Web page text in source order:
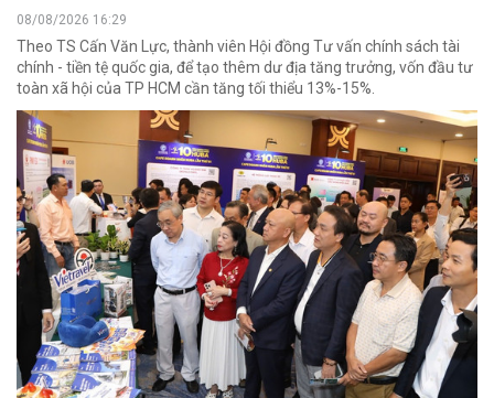
08/08/2026 16:29
Theo TS Cấn Văn Lực, thành viên Hội đồng Tư vấn chính sách tài
chính - tiền tệ quốc gia, để tạo thêm dư địa tăng trưởng, vốn đầu tư
toàn xã hội của TP HCM cần tăng tối thiểu 13%-15%.